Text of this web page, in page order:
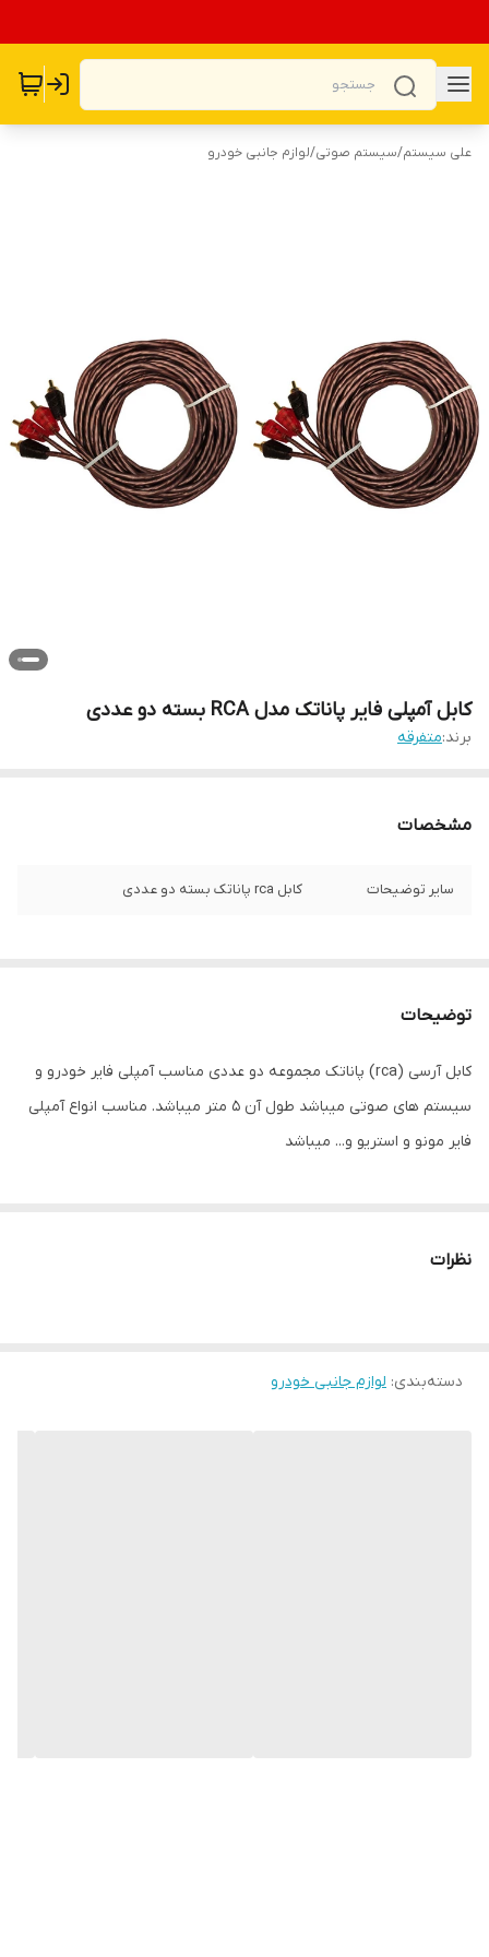
علی سیستم/سیستم صوتی/لوازم جانبی خودرو
کابل آمپلی فایر پاناتک مدل RCA بسته دو عددی
برند:متفرقه
مشخصات
سایر توضیحات کابل rca پاناتک بسته دو عددی
توضیحات
کابل آرسی (rca) پاناتک مجموعه دو عددی مناسب آمپلی فایر خودرو و
سیستم های صوتی میباشد طول آن 5 متر میباشد. مناسب انواع آمپلی
فایر مونو و استریو و... میباشد
نظرات
دسته‌بندی: لوازم جانبی خودرو